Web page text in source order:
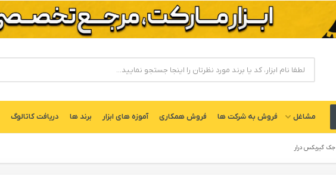
مشاغل فروش به شركت ها فروش همکاری آموزه های ابزار برند ها دریافت کاتالوگ
جک گیربکس درار